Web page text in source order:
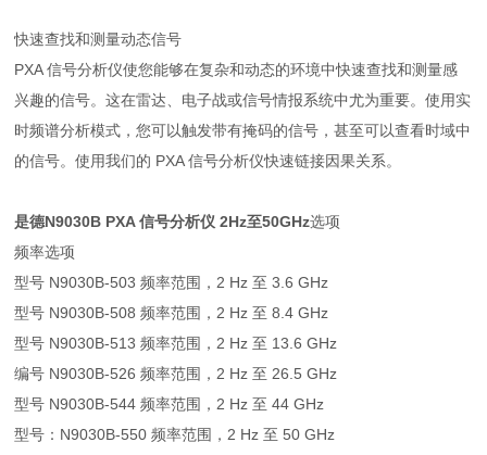
快速查找和测量动态信号
PXA 信号分析仪使您能够在复杂和动态的环境中快速查找和测量感
兴趣的信号。这在雷达、电子战或信号情报系统中尤为重要。使用实
时频谱分析模式，您可以触发带有掩码的信号，甚至可以查看时域中
的信号。使用我们的 PXA 信号分析仪快速链接因果关系。
是德N9030B PXA 信号分析仪 2Hz至50GHz选项
频率选项
型号 N9030B-503 频率范围，2 Hz 至 3.6 GHz
型号 N9030B-508 频率范围，2 Hz 至 8.4 GHz
型号 N9030B-513 频率范围，2 Hz 至 13.6 GHz
编号 N9030B-526 频率范围，2 Hz 至 26.5 GHz
型号 N9030B-544 频率范围，2 Hz 至 44 GHz
型号：N9030B-550 频率范围，2 Hz 至 50 GHz